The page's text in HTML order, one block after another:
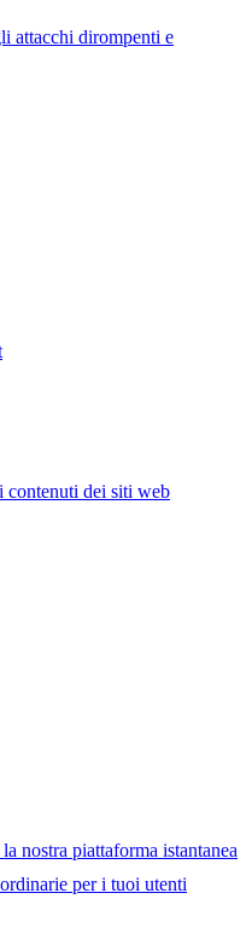
attacchi dirompenti e
contenuti dei siti web
nostra piattaforma istantanea
per i tuoi utenti